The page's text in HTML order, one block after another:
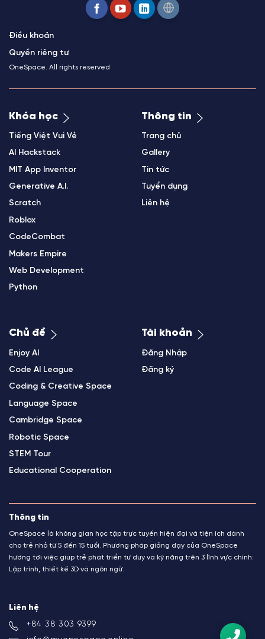
Điều khoản
Quyền riêng tư
OneSpace. All rights reserved
Khóa học
Tiếng Việt Vui Vẻ
AI Hackstack
MIT App Inventor
Generative A.I.
Scratch
Roblox
CodeCombat
Makers Empire
Web Development
Python
Thông tin
Trang chủ
Gallery
Tin tức
Tuyển dụng
Liên hệ
Chủ đề
Enjoy AI
Code AI League
Coding & Creative Space
Language Space
Cambridge Space
Robotic Space
STEM Tour
Educational Cooperation
Tài khoản
Đăng Nhập
Đăng ký
Thông tin
OneSpace là không gian học tập trực tuyến hiện đại và tiện ích dành
cho trẻ nhỏ từ 5 đến 15 tuổi. Phương pháp giảng dạy của OneSpace
hướng tới việc giúp trẻ phát triển tư duy và kỹ năng trên 3 lĩnh vực chính:
Lập trình, thiết kế 3D và ngôn ngữ.
Liên hệ
+84 38 303 9399